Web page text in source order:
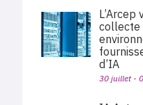
L’Arcep
collecte
d’IA
30 juillet -